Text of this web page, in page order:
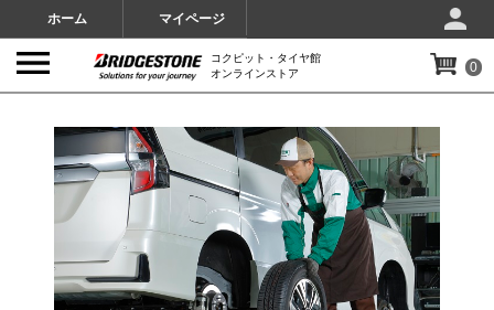
ホーム マイページ
コクピット・タイヤ館
オンラインストア
0